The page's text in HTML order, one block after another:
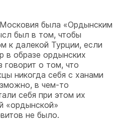
была «Ордынским
был в том, чтобы
к далекой Турции, если
в образе ордынских
говорит о том, что
никогда себя с ханами
в чем-то
себя при этом их
«ордынской»
не было.